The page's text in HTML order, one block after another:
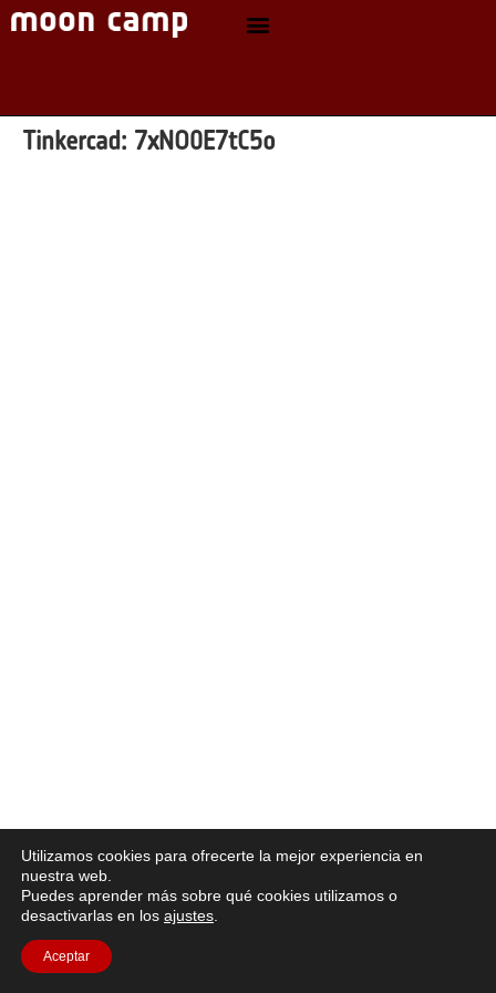
Tinkercad: 7xNO0E7tC5o
Utilizamos cookies para ofrecerte la mejor experiencia en
nuestra web.
Puedes aprender más sobre qué cookies utilizamos o
desactivarlas en los ajustes
Aceptar